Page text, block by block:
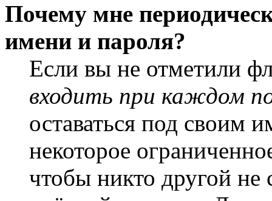
Почему мне
имени и пароля?
Если вы не отметили
входить при каждом
оставаться под своим
некоторое
чтобы никто другой не